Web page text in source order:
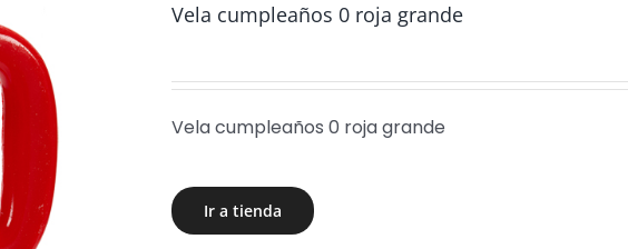
Vela cumpleaños 0 roja grande
Vela cumpleaños 0 roja grande
Ir a tienda